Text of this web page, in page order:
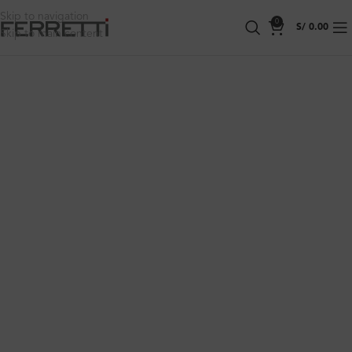
Skip to navigation
Skip to main content
0
S/ 0.00